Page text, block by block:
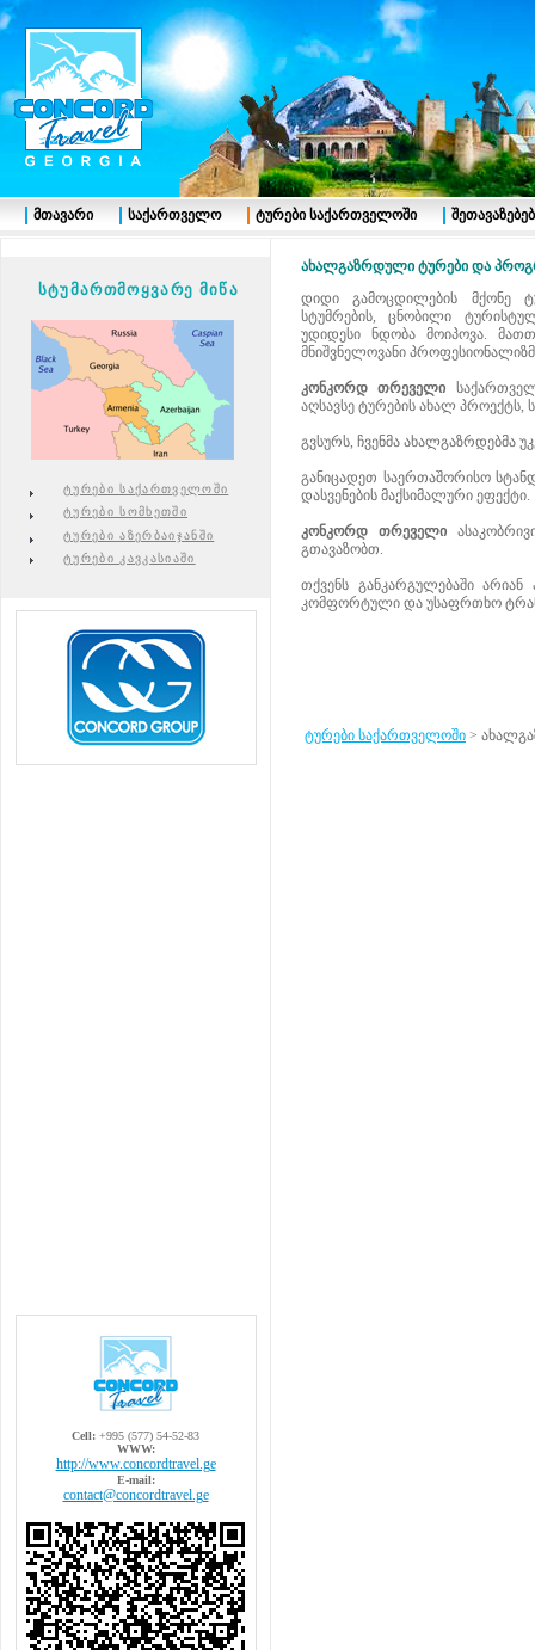
სტუმართმოყვარე მიწა
ტურები საქართველოში
ტურები სომხეთში
ტურები აზერბაიჯანში
ტურები კავკასიაში
Cell: +995 (577) 54-52-83
WWW:
http://www.concordtravel.ge
E-mail:
contact@concordtravel.ge
ახალგაზრდული ტურები და
დიდი გამოცდილების მქონე
სტუმრების, ცნობილი
უდიდესი ნდობა მოიპოვა.
მნიშვნელოვანი
კონკორდ თრეველი
აღსავსე ტურების ახალ
გვსურს, ჩვენმა ახალგაზრდებმა
განიცადეთ საერთაშორისო
დასვენების მაქსიმალური ეფექტი.
კონკორდ თრეველი
გთავაზობთ.
თქვენს განკარგულებაში
კომფორტული და უსაფრთხო
ტურები საქართველოში >
მთავარი საქართველო ტურები საქართველოში